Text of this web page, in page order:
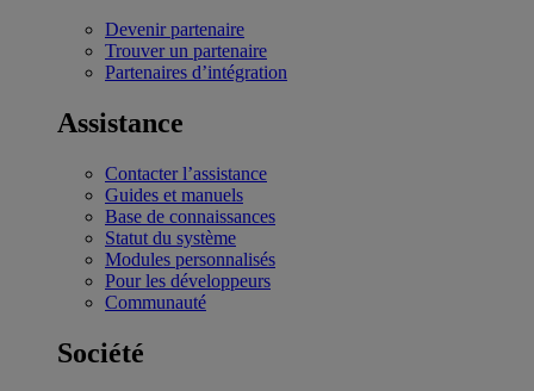
Devenir partenaire
Trouver un partenaire
Partenaires d’intégration
Assistance
Contacter l’assistance
Guides et manuels
Base de connaissances
Statut du système
Modules personnalisés
Pour les développeurs
Communauté
Société